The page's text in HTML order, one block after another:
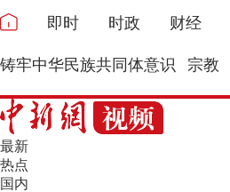
即时 时政 财经
铸牢中华民族共同体意识 宗教
最新
热点
国内